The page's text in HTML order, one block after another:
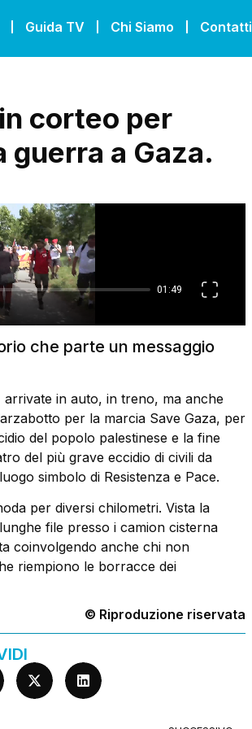
Guida TV Chi Siamo Contatti
corteo per
guerra a Gaza.
che parte un messaggio
in auto, in treno, ma anche
per la marcia Save Gaza, per
del popolo palestinese e la fine
del più grave eccidio di civili da
simbolo di Resistenza e Pace.
per diversi chilometri. Vista la
file presso i camion cisterna
coinvolgendo anche chi non
riempiono le borracce dei
© Riproduzione riservata